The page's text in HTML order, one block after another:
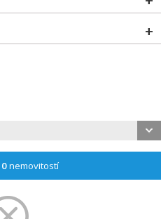
0nemovitostí